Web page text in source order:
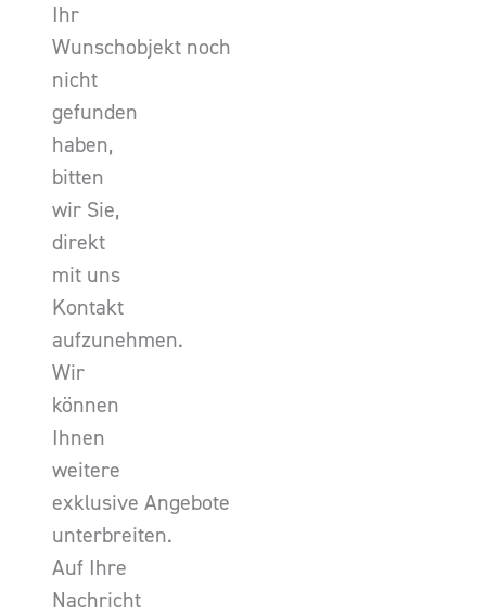
Ihr
Wunschobjekt noch
nicht
gefunden
haben,
bitten
wir Sie,
direkt
mit uns
Kontakt
aufzunehmen.
Wir
können
Ihnen
weitere
exklusive Angebote
unterbreiten.
Auf Ihre
Nachricht